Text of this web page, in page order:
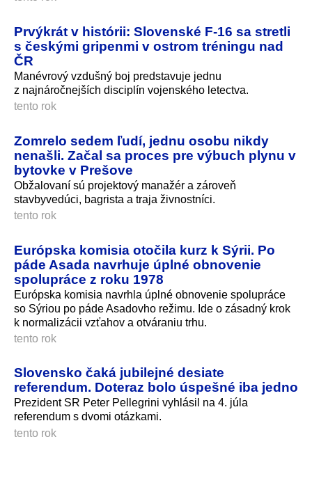
Prvýkrát v histórii: Slovenské F-16 sa stretli
s českými gripenmi v ostrom tréningu nad
ČR
Manévrový vzdušný boj predstavuje jednu
z najnáročnejších disciplín vojenského letectva.
tento rok
Zomrelo sedem ľudí, jednu osobu nikdy
nenašli. Začal sa proces pre výbuch plynu v
bytovke v Prešove
Obžalovaní sú projektový manažér a zároveň
stavbyvedúci, bagrista a traja živnostníci.
tento rok
Európska komisia otočila kurz k Sýrii. Po
páde Asada navrhuje úplné obnovenie
spolupráce z roku 1978
Európska komisia navrhla úplné obnovenie spolupráce
so Sýriou po páde Asadovho režimu. Ide o zásadný krok
k normalizácii vzťahov a otváraniu trhu.
tento rok
Slovensko čaká jubilejné desiate
referendum. Doteraz bolo úspešné iba jedno
Prezident SR Peter Pellegrini vyhlásil na 4. júla
referendum s dvomi otázkami.
tento rok